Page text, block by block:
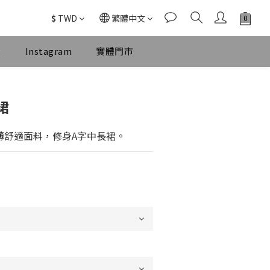
$ TWD 繁體中文
Instagram 實體門市
適面料，修身A字中長裙。